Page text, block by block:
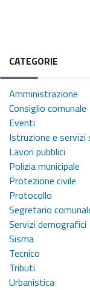
CATEGORIE
Amministrazione
Consiglio comunale
Eventi
Istruzione e servizi
Lavori pubblici
Polizia municipale
Protezione civile
Protocollo
Segretario
Servizi demografici
Sisma
Tecnico
Tributi
Urbanistica